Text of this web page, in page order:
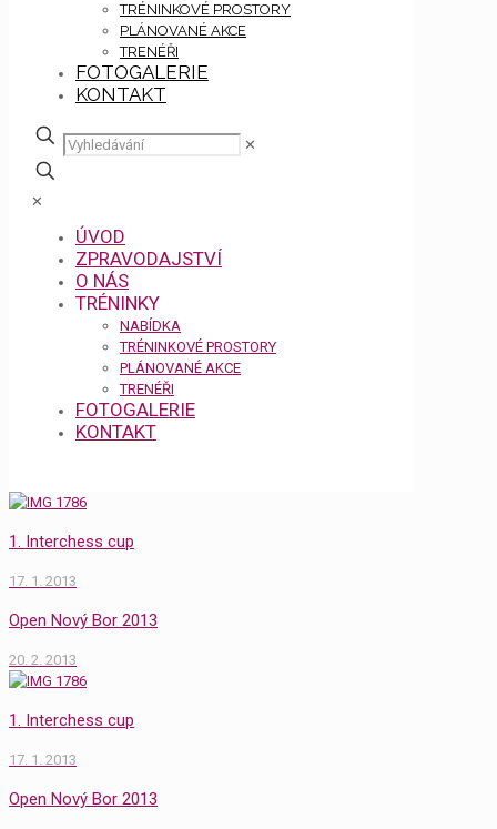
TRÉNINKOVÉ PROSTORY
PLÁNOVANÉ AKCE
TRENÉŘI
FOTOGALERIE
KONTAKT
✕
✕
ÚVOD
ZPRAVODAJSTVÍ
O NÁS
TRÉNINKY
NABÍDKA
TRÉNINKOVÉ PROSTORY
PLÁNOVANÉ AKCE
TRENÉŘI
FOTOGALERIE
KONTAKT
1. Interchess cup
17. 1. 2013
Open Nový Bor 2013
20. 2. 2013
1. Interchess cup
17. 1. 2013
Open Nový Bor 2013